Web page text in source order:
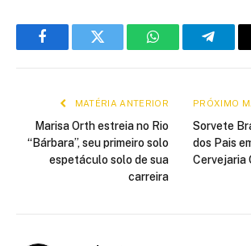
FacebookTwitter WhatsApp
MATÉRIA ANTERIOR
Marisa Orth estreia no Rio
“Bárbara”, seu primeiro solo
espetáculo solo de sua
carreira
PRÓXIMO
Sorvete
dos Pais
Cervejaria